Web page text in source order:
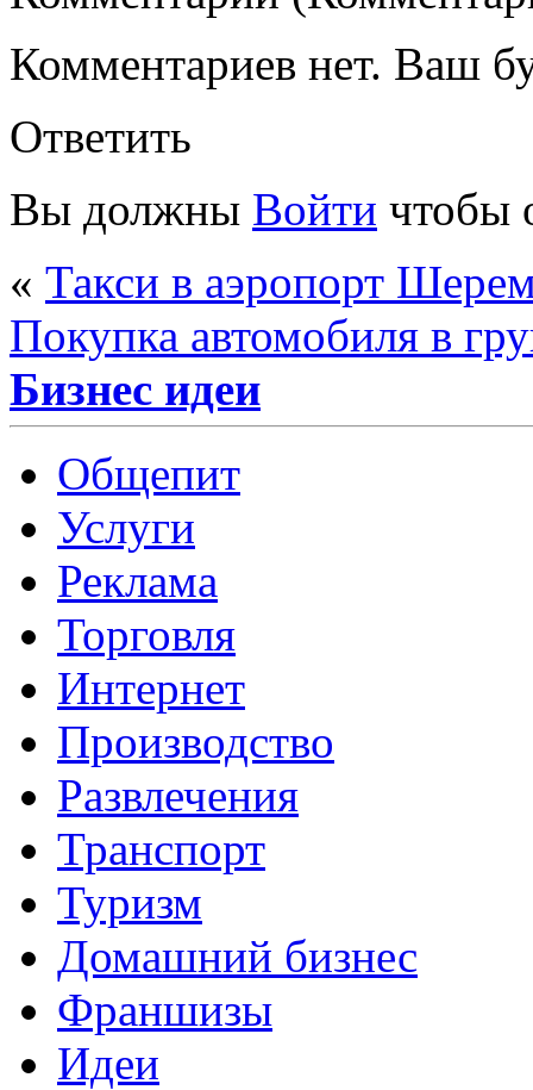
Комментариев нет. Ваш
Ответить
Вы должны Войти чтобы
« Такси в аэропорт
Покупка автомобиля в
Бизнес идеи
Общепит
Услуги
Реклама
Торговля
Интернет
Производство
Развлечения
Транспорт
Туризм
Домашний бизнес
Франшизы
Идеи